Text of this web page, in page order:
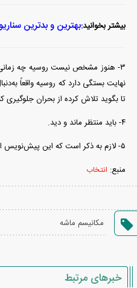
بیشتر بخوانید:بهترین و بدترین
۳- هنوز مشخص نیست روسیه چه زمانی
نهایت بستگی دارد که روسیه واقعاً
تا بگوید تلاش کرده از بحران جلوگیری
۴- باید منتظر ماند و دید.
۵- لازم به ذکر است که این پیش‌نویس اکنون به‌طور مشترک از سوی چین و روسیه ارائه شده است.»
منبع: انتخاب
مکانیسم ماشه
خبرهای مرتبط